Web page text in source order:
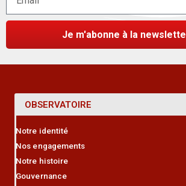
Je m'abonne à la
OBSERVATOIRE
Notre identité
Nos engagements
Notre histoire
Gouvernance